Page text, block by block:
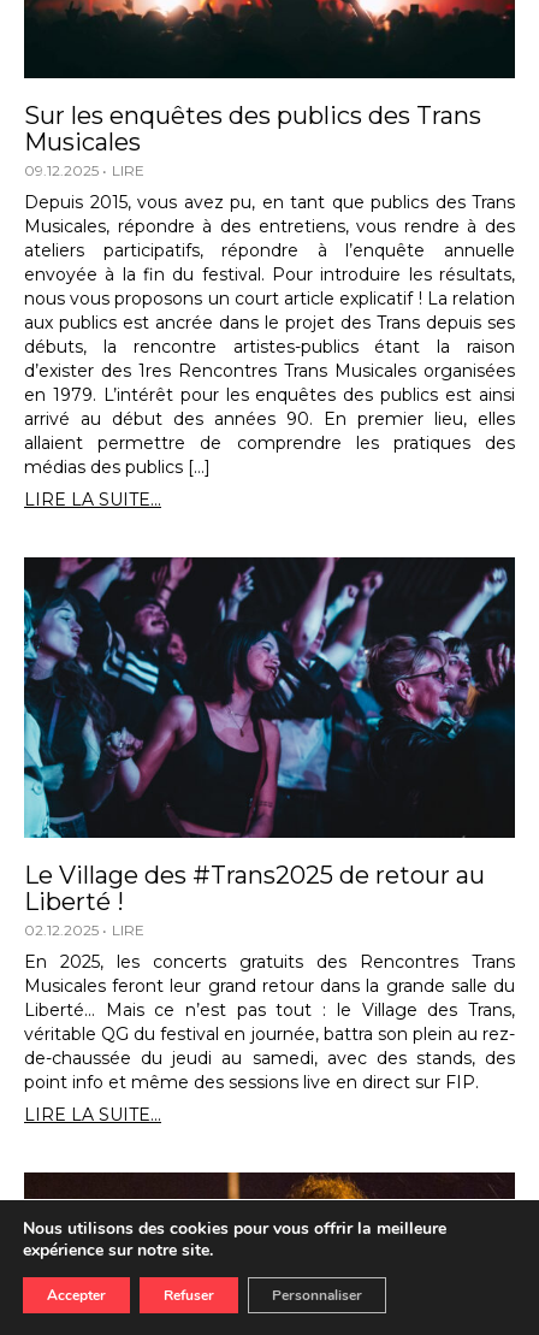
Sur les enquêtes des publics des Trans
Musicales
09.12.2025 LIRE
Depuis 2015, vous avez pu, en tant que publics des Trans
Musicales, répondre à des entretiens, vous rendre à des
ateliers participatifs, répondre à l’enquête annuelle
envoyée à la fin du festival. Pour introduire les résultats,
nous vous proposons un court article explicatif ! La relation
aux publics est ancrée dans le projet des Trans depuis ses
débuts, la rencontre artistes-publics étant la raison
d’exister des 1res Rencontres Trans Musicales organisées
en 1979. L’intérêt pour les enquêtes des publics est ainsi
arrivé au début des années 90. En premier lieu, elles
allaient permettre de comprendre les pratiques des
médias des publics […]
LIRE LA SUITE...
Le Village des #Trans2025 de retour au
Liberté !
02.12.2025 LIRE
En 2025, les concerts gratuits des Rencontres Trans
Musicales feront leur grand retour dans la grande salle du
Liberté… Mais ce n’est pas tout : le Village des Trans,
véritable QG du festival en journée, battra son plein au rez-
de-chaussée du jeudi au samedi, avec des stands, des
point info et même des sessions live en direct sur FIP.
LIRE LA SUITE...
Nous utilisons des cookies pour vous offrir la meilleure
expérience sur notre site.
Accepter Refuser Personnaliser